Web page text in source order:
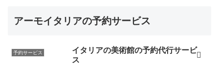
アーモイタリアの予約サービス
予約サービス
イタリアの美術館の予約代行サービ
ス